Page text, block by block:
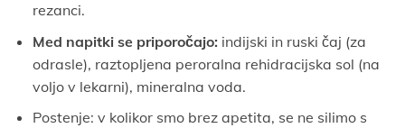
rezanci.
Med napitki se priporočajo:indijski in ruski čaj (za
odrasle), raztopljena peroralna rehidracijska sol (na
voljo v lekarni), mineralna voda.
Postenje: v kolikor smo brez apetita, se ne silimo s